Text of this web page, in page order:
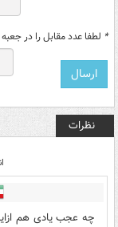
* لطفا عدد مقابل را در
نظرات
چه عجب یادی هم